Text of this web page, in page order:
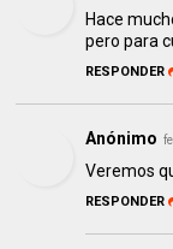
Hace
pero para
RESPONDER
Anónimo
Veremos
RESPONDER